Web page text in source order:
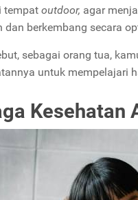
tempat outdoor, agar
dan berkembang secara
sebagai orang tua,
untuk mempelajari
Kesehatan